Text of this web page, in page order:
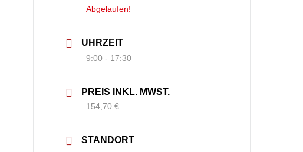
Abgelaufen!
UHRZEIT
9:00 - 17:30
PREIS INKL. MWST.
154,70 €
STANDORT